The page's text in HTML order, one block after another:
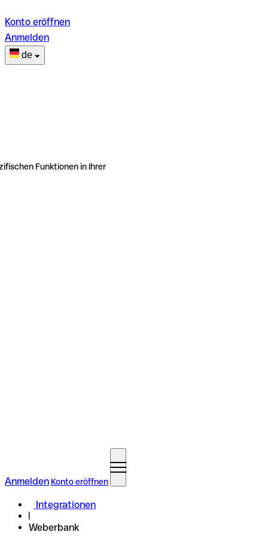
Konto eröffnen
Anmelden
de
Funktionen in Ihrer
Anmelden Konto eröffnen
Integrationen
Weberbank